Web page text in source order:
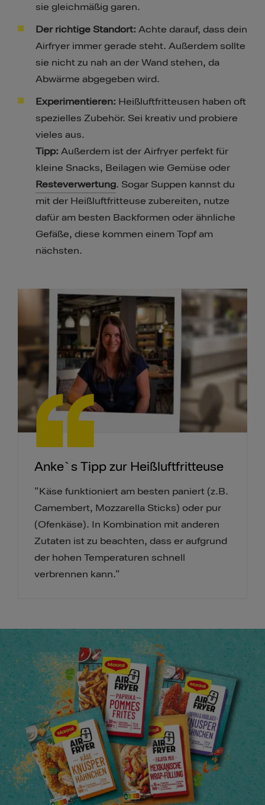
sie gleichmäßig garen.
Der richtige Standort: Achte darauf, dass dein
Airfryer immer gerade steht. Außerdem sollte
sie nicht zu nah an der Wand stehen, da
Abwärme abgegeben wird.
Experimentieren: Heißluftfritteusen haben oft
spezielles Zubehör. Sei kreativ und probiere
vieles aus.
Tipp: Außerdem ist der Airfryer perfekt für
kleine Snacks, Beilagen wie Gemüse oder
Resteverwertung. Sogar Suppen kannst du
mit der Heißluftfritteuse zubereiten, nutze
dafür am besten Backformen oder ähnliche
Gefäße, diese kommen einem Topf am
nächsten.
Anke`s Tipp zur Heißluftfritteuse
"Käse funktioniert am besten paniert (z.B.
Camembert, Mozzarella Sticks) oder pur
(Ofenkäse). In Kombination mit anderen
Zutaten ist zu beachten, dass er aufgrund
der hohen Temperaturen schnell
verbrennen kann."